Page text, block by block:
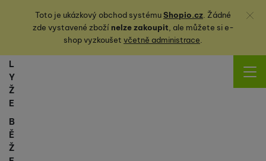
Toto je ukázkový obchod systémuShopio.cz. Žádné
zde vystavené zbožínelze zakoupit, ale můžete sie-
shop vyzkoušet včetně administrace.
Zavřít
L
Y
Ž
E
B
Ě
Ž